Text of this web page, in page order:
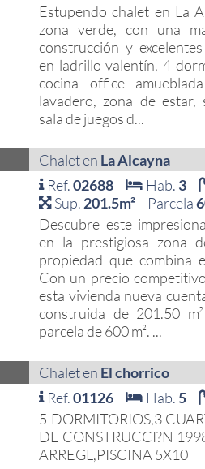
Estupendo chalet en La
zona verde, con una
construcción y
en ladrillo valentín, 4
cocina office
lavadero, zona de estar,
sala de juegos d...
Chalet en La Alcayna
Ref.02688 Hab. 3
Sup. 201.5m² Parcela
Descubre este
en la prestigiosa zona
propiedad que combina
Con un precio
esta vivienda nueva
construida de 201.50
parcela de 600 m². ...
Chalet en El chorrico
Ref.01126 Hab. 5
5 DORMITORIOS,3
DE CONSTRUCCI?N
ARREGL,PISCINA 5X10